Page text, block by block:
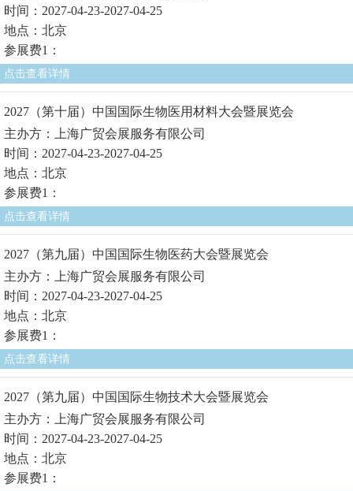
时间：2027-04-23-2027-04-25
地点：北京
参展费1：
点击查看详情
2027（第十届）中国国际生物医用材料大会暨展览会
主办方：上海广贸会展服务有限公司
时间：2027-04-23-2027-04-25
地点：北京
参展费1：
点击查看详情
2027（第九届）中国国际生物医药大会暨展览会
主办方：上海广贸会展服务有限公司
时间：2027-04-23-2027-04-25
地点：北京
参展费1：
点击查看详情
2027（第九届）中国国际生物技术大会暨展览会
主办方：上海广贸会展服务有限公司
时间：2027-04-23-2027-04-25
地点：北京
参展费1：